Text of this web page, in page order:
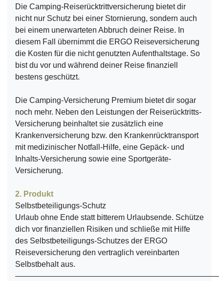
Die Camping-Reiserücktrittversicherung bietet dir
nicht nur Schutz bei einer Stornierung, sondern auch
bei einem unerwarteten Abbruch deiner Reise. In
diesem Fall übernimmt die ERGO Reiseversicherung
die Kosten für die nicht genutzten Aufenthaltstage. So
bist du vor und während deiner Reise finanziell
bestens geschützt.
Die Camping-Versicherung Premium bietet dir sogar
noch mehr. Neben den Leistungen der Reiserücktritts-
Versicherung beinhaltet sie zusätzlich eine
Krankenversicherung bzw. den Krankenrücktransport
mit medizinischer Notfall-Hilfe, eine Gepäck- und
Inhalts-Versicherung sowie eine Sportgeräte-
Versicherung.
2. Produkt
Selbstbeteiligungs-Schutz
Urlaub ohne Ende statt bitterem Urlaubsende. Schütze
dich vor finanziellen Risiken und schließe mit Hilfe
des Selbstbeteiligungs-Schutzes der ERGO
Reiseversicherung den vertraglich vereinbarten
Selbstbehalt aus.